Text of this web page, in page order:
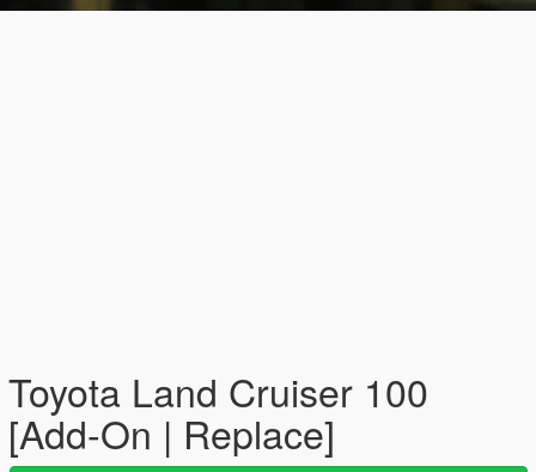
Toyota Land Cruiser 100
[Add-On | Replace]